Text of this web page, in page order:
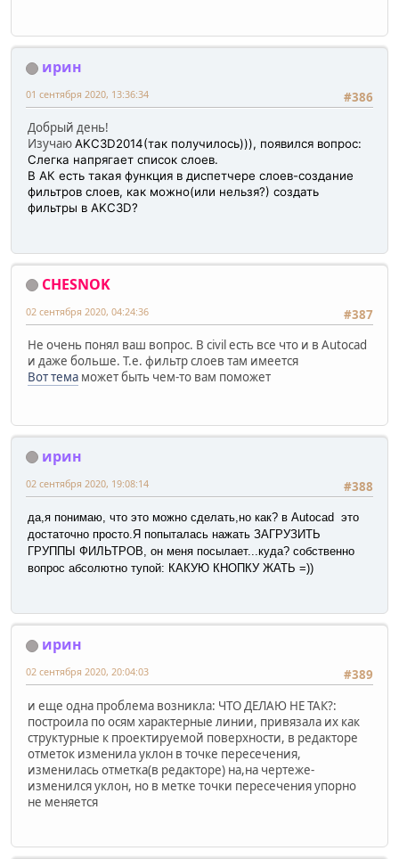
ирин
#386
01 сентября 2020, 13:36:34
Добрый день!
ИзучаюAKC3D2014(так получилось))), появился вопрос:
Слегка напрягает список слоев.
В АК есть такая функция в диспетчере слоев-создание
фильтров слоев, как можно(или нельзя?) создать
фильтры в AKC3D?
CHESNOK
#387
02 сентября 2020, 04:24:36
Не очень понял ваш вопрос. В civil есть все что и в Autocad
и даже больше. Т.е. фильтр слоев там имеется
Вот тема может быть чем-то вам поможет
ирин
#388
02 сентября 2020, 19:08:14
да,я понимаю, что это можно сделать,но как? в Autocad это
достаточно просто.Я попыталась нажать ЗАГРУЗИТЬ
ГРУППЫ ФИЛЬТРОВ, он меня посылает...куда? собственно
вопрос абсолютно тупой: КАКУЮ КНОПКУ ЖАТЬ =))
ирин
#389
02 сентября 2020, 20:04:03
и еще одна проблема возникла: ЧТО ДЕЛАЮ НЕ ТАК?:
построила по осям характерные линии, привязала их как
структурные к проектируемой поверхности, в редакторе
отметок изменила уклон в точке пересечения,
изменилась отметка(в редакторе) на,на чертеже-
изменился уклон, но в метке точки пересечения упорно
не меняется